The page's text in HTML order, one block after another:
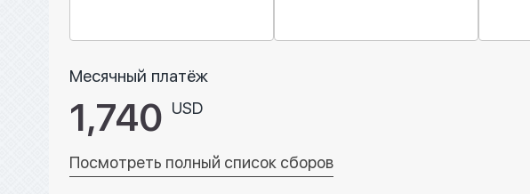
Месячный платёж
1,740 USD
Посмотреть полный список сборов